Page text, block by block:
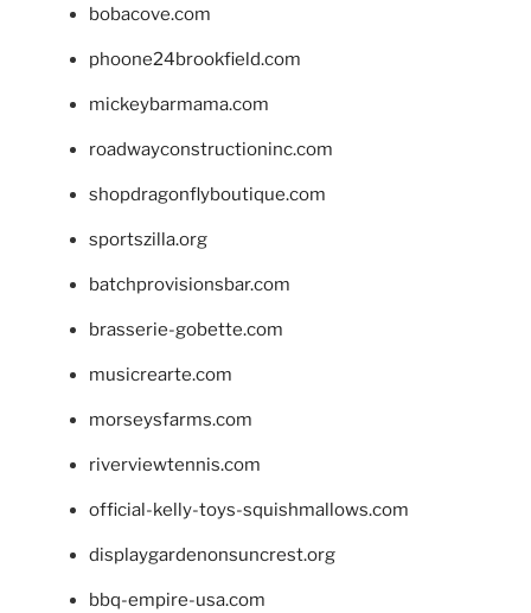
bobacove.com
phoone24brookfield.com
mickeybarmama.com
roadwayconstructioninc.com
shopdragonflyboutique.com
sportszilla.org
batchprovisionsbar.com
brasserie-gobette.com
musicrearte.com
morseysfarms.com
riverviewtennis.com
official-kelly-toys-squishmallows.com
displaygardenonsuncrest.org
bbq-empire-usa.com